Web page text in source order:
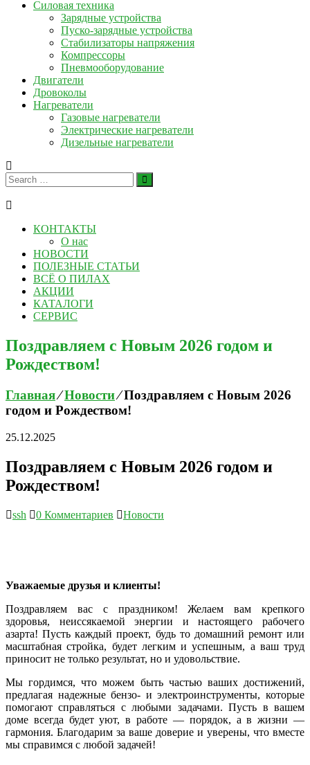
Силовая техника
Зарядные устройства
Пуско-зарядные устройства
Стабилизаторы напряжения
Компрессоры
Пневмооборудование
Двигатели
Дровоколы
Нагреватели
Газовые нагреватели
Электрические нагреватели
Дизельные нагреватели
КОНТАКТЫ
О нас
НОВОСТИ
ПОЛЕЗНЫЕ СТАТЬИ
ВСЁ О ПИЛАХ
АКЦИИ
КАТАЛОГИ
СЕРВИС
Поздравляем с Новым 2026 годом и
Рождеством!
Главная⁄Новости⁄Поздравляем с Новым 2026
годом и Рождеством!
25.12.2025
Поздравляем с Новым 2026 годом и
Рождеством!
ssh 0 Комментариев Новости
Уважаемые друзья и клиенты!
Поздравляем вас с праздником! Желаем вам крепкого
здоровья, неиссякаемой энергии и настоящего рабочего
азарта! Пусть каждый проект, будь то домашний ремонт или
масштабная стройка, будет легким и успешным, а ваш труд
приносит не только результат, но и удовольствие.
Мы гордимся, что можем быть частью ваших достижений,
предлагая надежные бензо- и электроинструменты, которые
помогают справляться с любыми задачами. Пусть в вашем
доме всегда будет уют, в работе — порядок, а в жизни —
гармония. Благодарим за ваше доверие и уверены, что вместе
мы справимся с любой задачей!